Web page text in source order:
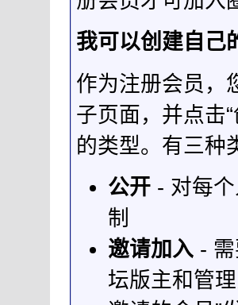
我可以创建自己
作为注册会员，
子页面，并点击
的类型。有三种
公开- 对每个
制
邀请加入- 需
坛版主和管